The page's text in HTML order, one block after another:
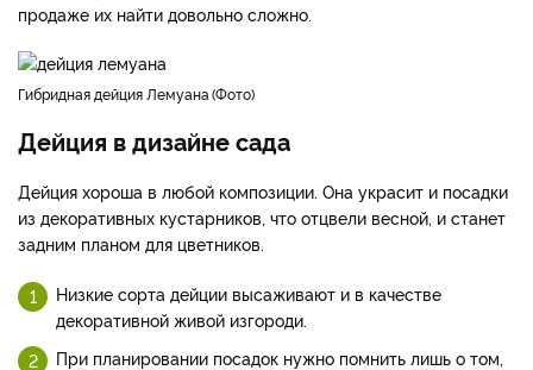
продаже их найти довольно сложно.
гибридная дейция Лемуана Фото
Дейция в дизайне сада
Дейция хороша в любой композиции. Она украсит и посадки
из декоративных кустарников, что отцвели весной, и станет
задним планом для цветников.
Низкие сорта дейции высаживают и в качестве
декоративной живой изгороди.
При планировании посадок нужно помнить лишь о том,